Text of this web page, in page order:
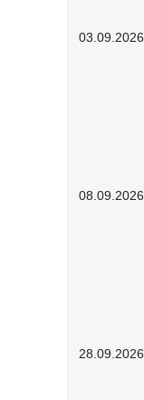
03.09.2026
08.09.2026
28.09.2026